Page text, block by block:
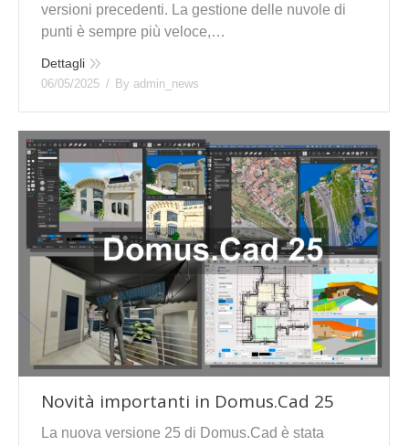
versioni precedenti. La gestione delle nuvole di
punti è sempre più veloce,…
Dettagli
06/05/2025 By admin_news
Novità importanti in Domus.Cad 25
La nuova versione 25 di Domus.Cad è stata